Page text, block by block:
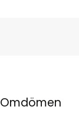
Omdömen